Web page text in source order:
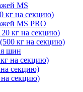
MS
кг на секцию)
MS PRO
кг на секцию)
кг на секцию)
шин
на секцию)
секцию)
секцию)